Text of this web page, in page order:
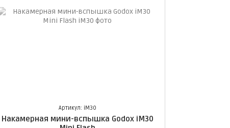
Артикул: iM30
Накамерная мини-вспышка Godox iM30